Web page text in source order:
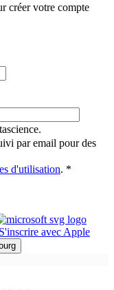
créer votre compte
par email pour des
d'utilisation. *
S'inscrire avec Apple